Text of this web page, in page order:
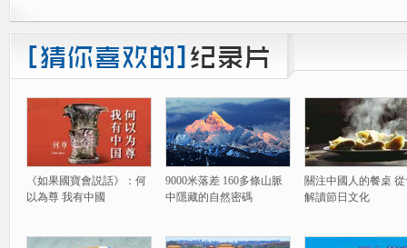
《如果國寶會説話》：何
以為尊 我有中國
9000米落差 160多條山脈
中隱藏的自然密碼
關注中國人的餐桌
解讀節日文化